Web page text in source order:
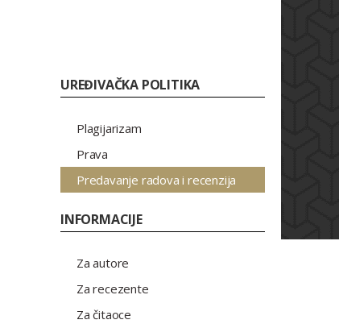
UREĐIVAČKA POLITIKA
Plagijarizam
Prava
Predavanje radova i recenzija
INFORMACIJE
Za autore
Za recezente
Za čitaoce